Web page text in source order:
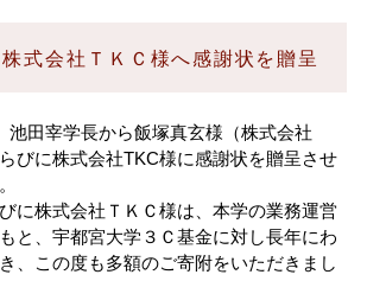
ついて
て
センター
ンター
流センター
ス教育研究センター
構
構
・ポリシー
プミナー
資料請求
イベントカレンダー
式会社ＴＫＣ様へ感謝状を贈呈
田宰学長から飯塚真玄様（株式会社
びに株式会社TKC様に感謝状を贈呈させ
に株式会社ＴＫＣ様は、本学の業務運営
と、宇都宮大学３Ｃ基金に対し長年にわ
、この度も多額のご寄附をいただきまし